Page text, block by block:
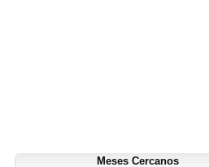
Meses Cercanos